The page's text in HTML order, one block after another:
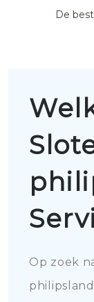
De
Op zoek